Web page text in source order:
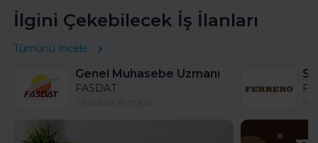
İlgini Çekebilecek İş İlanları
Tümünü İncele
Genel Muhasebe Uzmanı
FASDAT